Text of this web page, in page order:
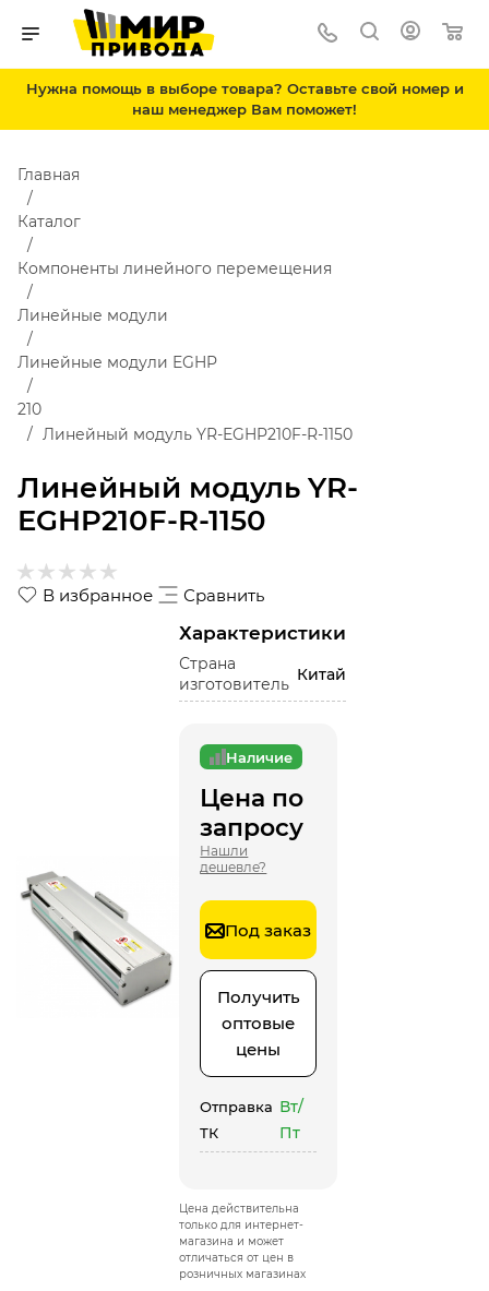
Нужна помощь в выборе товара? Оставьте свой номер и
наш менеджер Вам поможет!
Линейный модуль YR-
EGHP210F-R-1150
Главная
Каталог
Компоненты линейного перемещения
Линейные модули
Линейные модули EGHP
210
Линейный модуль YR-EGHP210F-R-1150
В избранное Сравнить
Характеристики
Страна
изготовитель
Китай
Наличие
Цена по
запросу
Нашли
дешевле?
Под заказ
Получить
оптовые
цены
Отправка
ТК
Вт/
Пт
Цена действительна
только для интернет-
магазина и может
отличаться от цен в
розничных магазинах